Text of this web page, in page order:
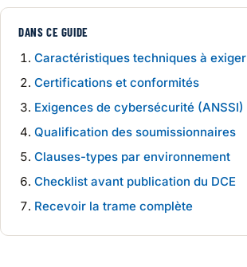
DANS CE GUIDE
Caractéristiques techniques à exiger
Certifications et conformités
Exigences de cybersécurité (ANSSI)
Qualification des soumissionnaires
Clauses-types par environnement
Checklist avant publication du DCE
Recevoir la trame complète